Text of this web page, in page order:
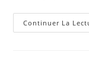
Continuer La